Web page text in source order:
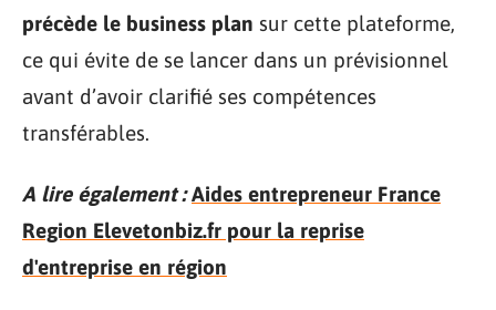
précède le business plan sur cette plateforme,
ce qui évite de se lancer dans un prévisionnel
avant d’avoir clarifié ses compétences
transférables.
A lire également : Aides entrepreneur France
Region Elevetonbiz.fr pour la reprise
d'entreprise en région